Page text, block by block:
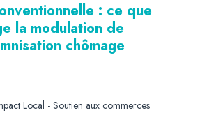
: ce que
la modulation de
chômage
Local - Soutien aux commerces